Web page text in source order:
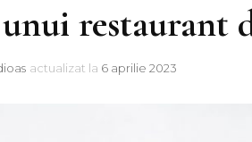
restaurant
actualizat la 6 aprilie 2023